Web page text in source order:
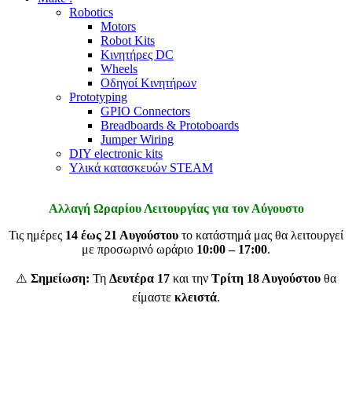
Robotics
Motors
Robot Kits
Κινητήρες DC
Wheels
Οδηγοί Κινητήρων
Prototyping
GPIO Connectors
Breadboards & Protoboards
Jumper Wiring
DIY electronic kits
Υλικά κατασκευών STEAM
Αλλαγή Ωραρίου Λειτουργίας για τον Αύγουστο
Τις ημέρες 14 έως 21 Αυγούστου το κατάστημά μας θα λειτουργεί
με προσωρινό ωράριο 10:00 – 17:00.
⚠️ Σημείωση: Τη Δευτέρα 17 και την Τρίτη 18 Αυγούστου θα
είμαστε κλειστά.